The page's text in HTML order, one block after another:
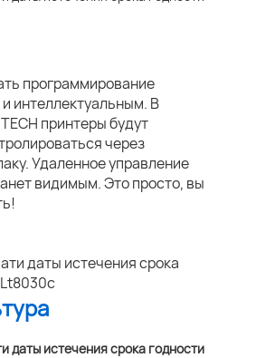
программирование
интеллектуальным. В
принтеры будут
через
Удаленное управление
видимым. Это просто, вы